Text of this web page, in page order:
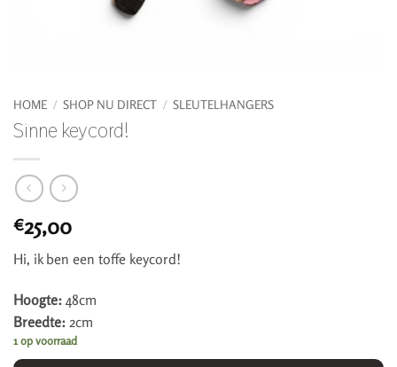
HOME / SHOP NU DIRECT / SLEUTELHANGERS
Sinne keycord!
€25,00
Hi, ik ben een toffe keycord!
Hoogte: 48cm
Breedte: 2cm
1 op voorraad